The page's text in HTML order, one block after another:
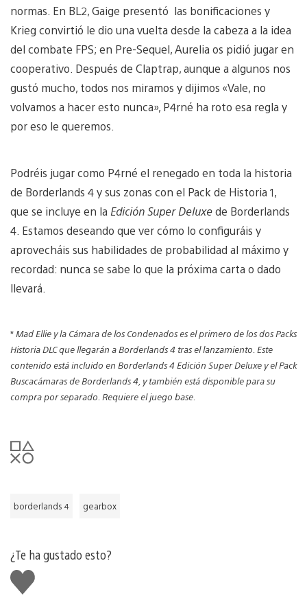
normas. En BL2, Gaige presentó las bonificaciones y
Krieg convirtió le dio una vuelta desde la cabeza a la idea
del combate FPS; en Pre-Sequel, Aurelia os pidió jugar en
cooperativo. Después de Claptrap, aunque a algunos nos
gustó mucho, todos nos miramos y dijimos «Vale, no
volvamos a hacer esto nunca», P4rné ha roto esa regla y
por eso le queremos.
Podréis jugar como P4rné el renegado en toda la historia
de Borderlands 4 y sus zonas con el Pack de Historia 1,
que se incluye en laEdición Super Deluxede Borderlands
4. Estamos deseando que ver cómo lo configuráis y
aprovecháis sus habilidades de probabilidad al máximo y
recordad: nunca se sabe lo que la próxima carta o dado
llevará.
* Mad Ellie y la Cámara de los Condenados es el primero de los dos Packs
Historia DLC que llegarán a Borderlands 4 tras el lanzamiento. Este
contenido está incluido en Borderlands 4 Edición Super Deluxe y el Pack
Buscacámaras de Borderlands 4, y también está disponible para su
compra por separado. Requiere el juego base.
borderlands 4 gearbox
¿Te ha gustado esto?
Me
gusta
esto